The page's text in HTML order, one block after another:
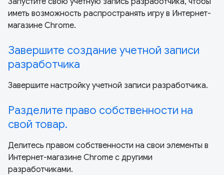
иметь возможность распространять игру в Интернет-
магазине Chrome.
Завершите создание учетной записи
разработчика
Завершите настройку учетной записи разработчика.
Разделите право собственности на
свой товар.
Делитесь правом собственности на свои элементы в
Интернет-магазине Chrome с другими
разработчиками.